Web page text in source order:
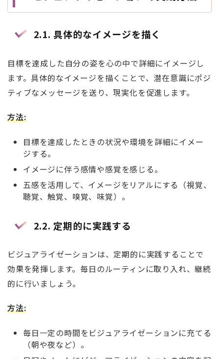
2.1. 具体的なイメージを描く
目標を達成した自分の姿を心の中で詳細にイメージし
ます。具体的なイメージを描くことで、潜在意識にポジ
ティブなメッセージを送り、現実化を促進します。
方法:
目標を達成したときの状況や環境を詳細にイメー
ジする。
イメージに伴う感情や感覚を感じる。
五感を活用して、イメージをリアルにする（視覚、
聴覚、触覚、嗅覚、味覚）。
2.2. 定期的に実践する
ビジュアライゼーションは、定期的に実践することで
効果を発揮します。毎日のルーティンに取り入れ、継続
的に行いましょう。
方法:
毎日一定の時間をビジュアライゼーションに充てる
（朝や夜など）。